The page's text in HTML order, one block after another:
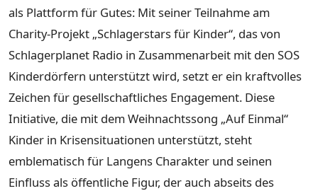
als Plattform für Gutes: Mit seiner Teilnahme am
Charity-Projekt „Schlagerstars für Kinder“, das von
Schlagerplanet Radio in Zusammenarbeit mit den SOS
Kinderdörfern unterstützt wird, setzt er ein kraftvolles
Zeichen für gesellschaftliches Engagement. Diese
Initiative, die mit dem Weihnachtssong „Auf Einmal“
Kinder in Krisensituationen unterstützt, steht
emblematisch für Langens Charakter und seinen
Einfluss als öffentliche Figur, der auch abseits des